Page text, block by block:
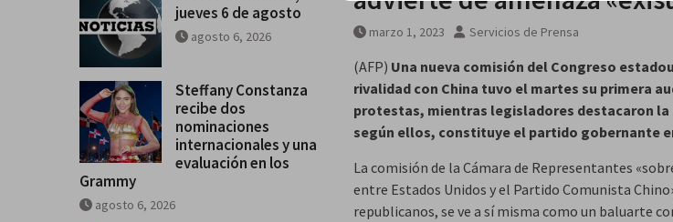
marzo 1, 2023 Servicios de Prensa
(AFP) Una nueva comisión del Congreso
rivalidad con China tuvo el martes su primera
protestas, mientras legisladores destacaron la
según ellos, constituye el partido gobernante
La comisión de la Cámara de Representantes
entre Estados Unidos y el Partido Comunista
republicanos, se ve a sí misma como un baluarte
jueves 6 de agosto
agosto 6, 2026
Steffany Constanza
recibe dos
nominaciones
internacionales y una
evaluación en los
Grammy
agosto 6, 2026